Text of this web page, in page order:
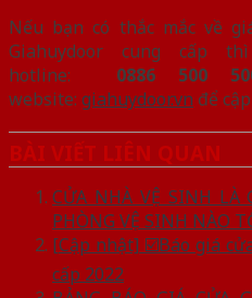
Nếu bạn có thắc mắc về
Giahuydoor cung cấp
hotline: 0886 500
website: giahuydoor.vn để
BÀI VIẾT LIÊN QUAN
CỬA NHÀ VỆ SINH LÀ
PHÒNG VỆ SINH NÀO
[Cập nhật] ☑️Báo giá
cấp 2022